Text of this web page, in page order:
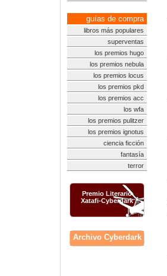
guías de compra
libros más populares
superventas
los premios hugo
los premios nebula
los premios locus
los premios pkd
los premios acc
los wfa
los premios pulitzer
los premios ignotus
ciencia ficción
fantasía
terror
Premio Literario
Xatafi-Cyberdark
Archivo Cyberdark